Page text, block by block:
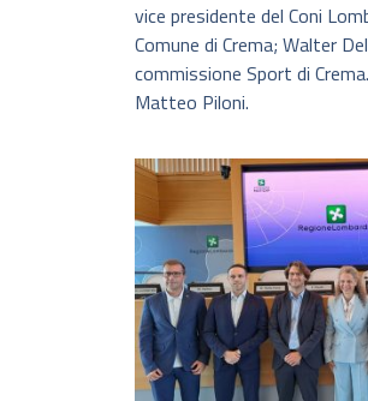
vice presidente del Coni
Comune di Crema; Walter
commissione Sport di
Matteo Piloni.